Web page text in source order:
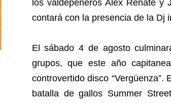
los valdepeñeros Álex Renate y
contará con la presencia de la Dj
El sábado 4 de agosto
grupos, que este año
controvertido disco
batalla de gallos Summer